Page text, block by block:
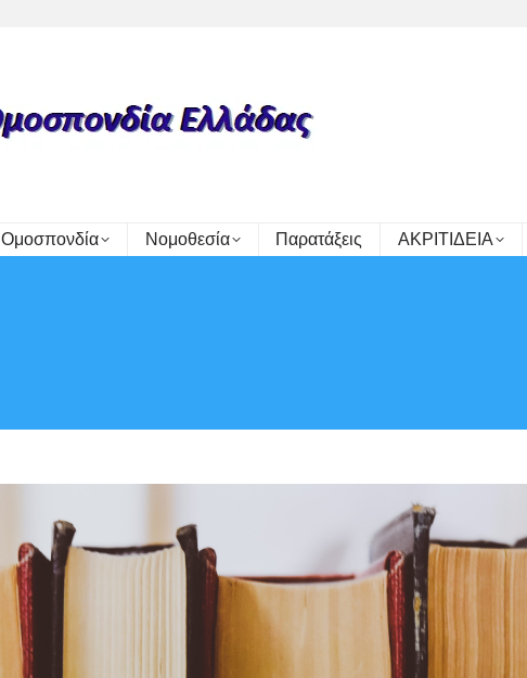
Ομοσπονδία Νομοθεσία Παρατάξεις ΑΚΡΙΤΙΔΕΙΑ